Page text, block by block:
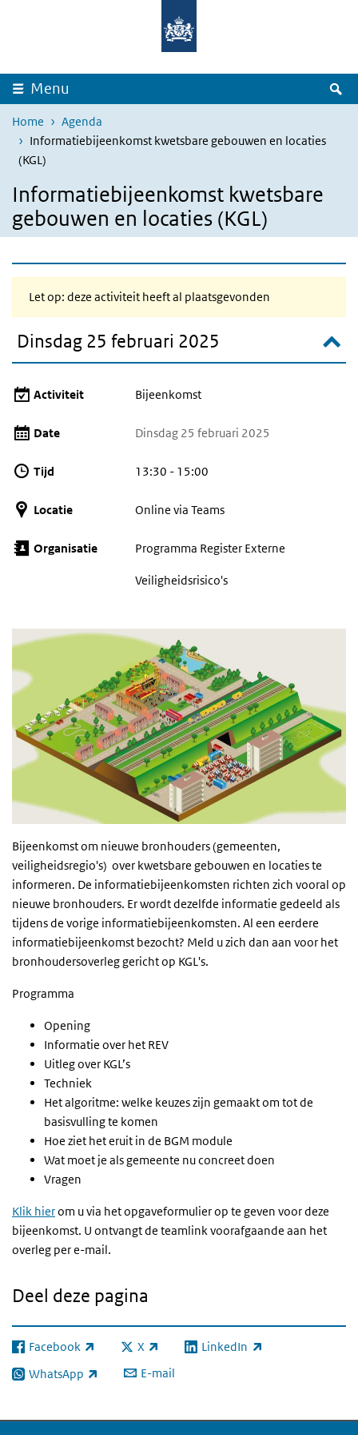
Overslaan en naar de inhoud gaan
Menu
Home
Agenda
Informatiebijeenkomst kwetsbare gebouwen en locaties
(KGL)
Informatiebijeenkomst kwetsbare
gebouwen en locaties (KGL)
Bijeenkomst om nieuwe bronhouders (gemeenten,
veiligheidsregio's) over kwetsbare gebouwen en locaties te
informeren. De informatiebijeenkomsten richten zich vooral op
nieuwe bronhouders. Er wordt dezelfde informatie gedeeld als
tijdens de vorige informatiebijeenkomsten. Al een eerdere
informatiebijeenkomst bezocht? Meld u zich dan aan voor het
bronhoudersoverleg gericht op KGL's.
Programma
Opening
Informatie over het REV
Uitleg over KGL’s
Techniek
Het algoritme: welke keuzes zijn gemaakt om tot de
basisvulling te komen
Hoe ziet het eruit in de BGM module
Wat moet je als gemeente nu concreet doen
Vragen
Klik hierom u via het opgaveformulier op te geven voor deze
bijeenkomst. U ontvangt de teamlink voorafgaande aan het
overleg per e-mail.
Let op: deze activiteit heeft al plaatsgevonden
Dinsdag 25 februari 2025
Activiteit Bijeenkomst
Date Dinsdag 25 februari 2025
Tijd 13:30 - 15:00
Locatie Online via Teams
Organisatie Programma Register Externe
Veiligheidsrisico's
Deel deze pagina
Facebook
(externe link) X
(externe link) LinkedIn
(externe link)
WhatsApp
(externe link) E-mail